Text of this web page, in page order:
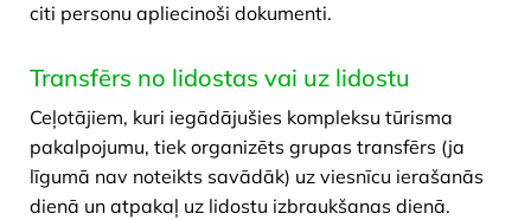
citi personu apliecinoši dokumenti.
Transfērs no lidostas vai uz lidostu
​Ceļotājiem, kuri iegādājušies kompleksu tūrisma
pakalpojumu, tiek organizēts grupas transfērs (ja
līgumā nav noteikts savādāk) uz viesnīcu ierašanās
dienā un atpakaļ uz lidostu izbraukšanas dienā.